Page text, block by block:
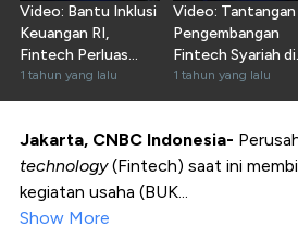
Video: Bantu Inklusi
Keuangan RI,
Fintech Perluas
Kredit UMKM
1 tahun yang lalu
Video: Tantangan
Pengembangan
Fintech Syariah di
Indonesia
1 tahun yang lalu
Jakarta, CNBC Indonesia-
technology(Fintech) saat ini
kegiatan usaha (BUK...
Show More